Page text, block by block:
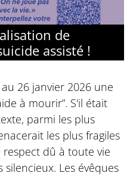
de
assisté !
26 janvier 2026 une
à mourir”. S'il était
parmi les plus
les plus fragiles
dû à toute vie
Les évêques